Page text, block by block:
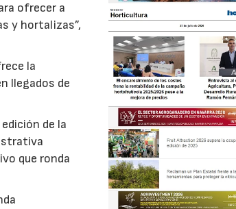
ofrecer a
y hortalizas”,
la
llegados de
de la
que ronda